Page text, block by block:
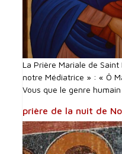
La Prière Mariale de Saint
notre Médiatrice » : « Ô
Vous que le genre humain
prière de la nuit de